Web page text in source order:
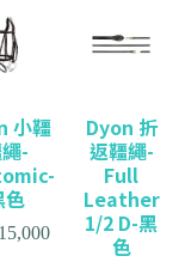
小韁
-
色
Dyon 折
返韁繩-
Full
Leather
1/2 D-黑
色